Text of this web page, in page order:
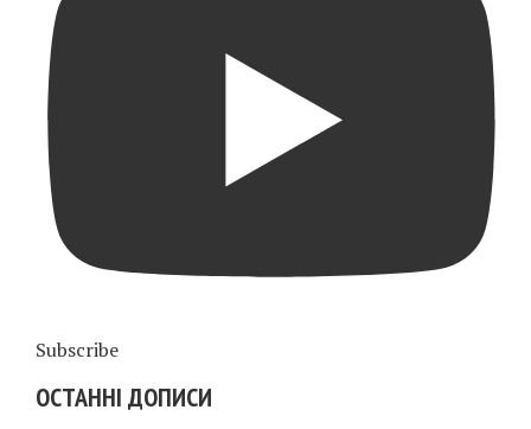
Subscribe
ОСТАННІ ДОПИСИ